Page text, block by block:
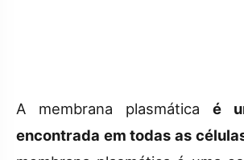
A membrana plasmática é
encontrada em todas as